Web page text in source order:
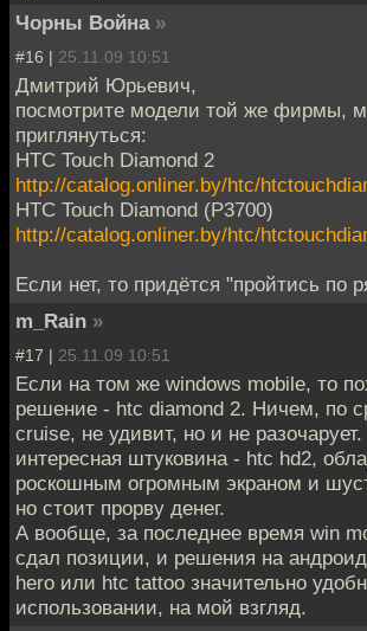
Чорны Война »
#16 | 25.11.09 10:51
Дмитрий Юрьевич,
посмотрите модели той же фирмы,
приглянуться:
HTC Touch Diamond 2
http://catalog.onliner.by/htc/
HTC Touch Diamond (P3700)
http://catalog.onliner.by/htc/
Если нет, то придётся "пройтись по
m_Rain »
#17 | 25.11.09 10:51
Если на том же windows mobile, то
решение - htc diamond 2. Ничем, по
cruise, не удивит, но и не
интересная штуковина - htc hd2,
роскошным огромным экраном и
но стоит прорву денег.
А вообще, за последнее время win
сдал позиции, и решения на
hero или htc tattoo значительно
использовании, на мой взгляд.